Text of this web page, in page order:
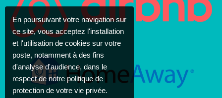
En poursuivant votre navigation sur
ce site, vous acceptez l'installation
et l'utilisation de cookies sur votre
poste, notamment à des fins
d'analyse d'audience, dans le
respect de notre politique de
protection de votre vie privée.